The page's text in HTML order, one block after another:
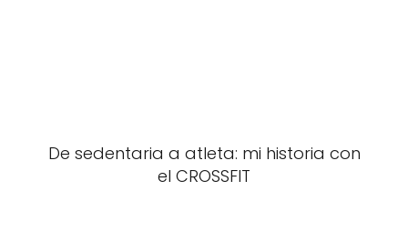
De sedentaria a atleta: mi historia con
el CROSSFIT